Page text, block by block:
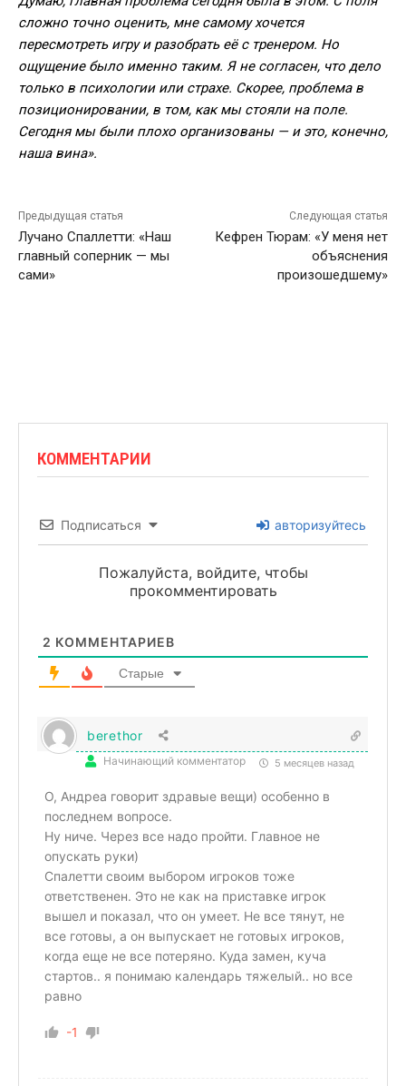
сложно точно оценить, мне самому хочется
пересмотреть игру и разобрать её с тренером. Но
ощущение было именно таким. Я не согласен, что дело
только в психологии или страхе. Скорее, проблема в
позиционировании, в том, как мы стояли на поле.
Сегодня мы были плохо организованы — и это, конечно,
наша вина».
Предыдущая статья
Лучано Спаллетти: «Наш
главный соперник — мы
сами»
Следующая статья
Кефрен Тюрам: «У меня нет
объяснения
произошедшему»
КОММЕНТАРИИ
Подписаться авторизуйтесь
Пожалуйста, войдите, чтобы
прокомментировать
2 КОММЕНТАРИЕВ
Старые
berethor
Начинающий комментатор 5 месяцев назад
О, Андреа говорит здравые вещи) особенно в
последнем вопросе.
Ну ниче. Через все надо пройти. Главное не
опускать руки)
Спалетти своим выбором игроков тоже
ответственен. Это не как на приставке игрок
вышел и показал, что он умеет. Не все тянут, не
все готовы, а он выпускает не готовых игроков,
когда еще не все потеряно. Куда замен, куча
стартов.. я понимаю календарь тяжелый.. но все
равно
-1